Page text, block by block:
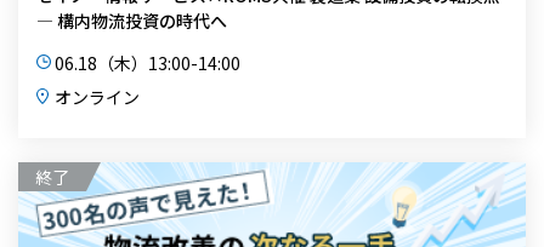
― 構内物流投資の時代へ
06.18（木）13:00-14:00
オンライン